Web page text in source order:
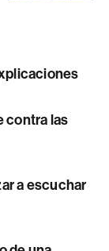
contra las
a escuchar